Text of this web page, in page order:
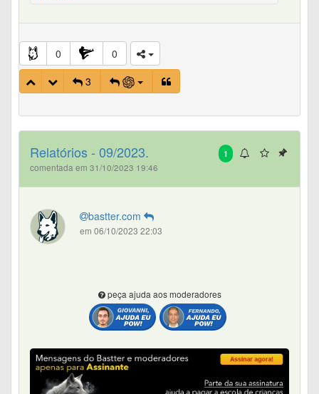
0
0
3
1
Relatórios - 09/2023.
comentada em 31/10/2023 19:46
bastter.com
em 06/10/2023 22:03
peça ajuda aos moderadores